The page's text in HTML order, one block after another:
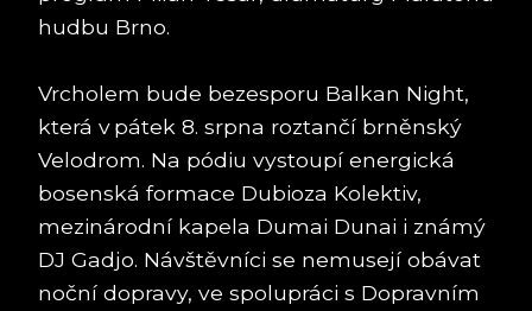
hudbu Brno.
Vrcholem bude bezesporu Balkan Night,
která v pátek 8. srpna roztančí brněnský
Velodrom. Na pódiu vystoupí energická
bosenská formace Dubioza Kolektiv,
mezinárodní kapela Dumai Dunai i známý
DJ Gadjo. Návštěvníci se nemusejí obávat
noční dopravy, ve spolupráci s Dopravním